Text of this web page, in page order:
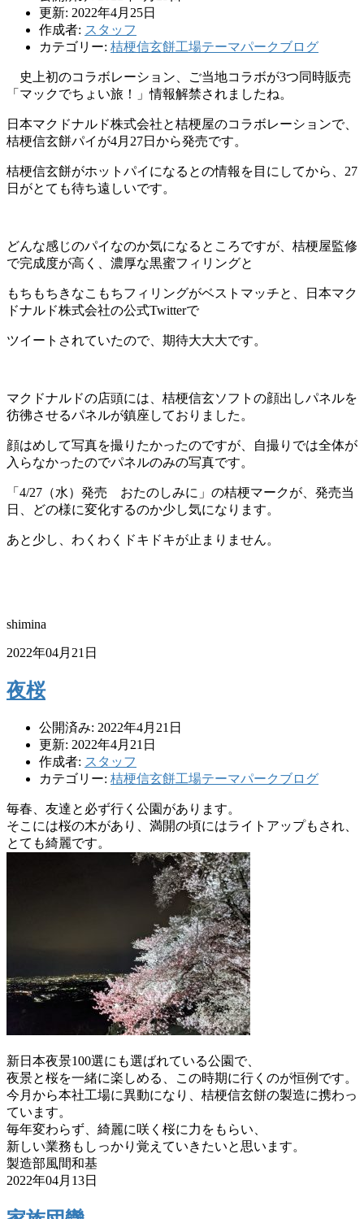
更新: 2022年4月25日
作成者: スタッフ
カテゴリー: 桔梗信玄餅工場テーマパークブログ
史上初のコラボレーション、ご当地コラボが3つ同時販売
「マックでちょい旅！」情報解禁されましたね。
日本マクドナルド株式会社と桔梗屋のコラボレーションで、
桔梗信玄餅パイが4月27日から発売です。
桔梗信玄餅がホットパイになるとの情報を目にしてから、27
日がとても待ち遠しいです。
どんな感じのパイなのか気になるところですが、桔梗屋監修
で完成度が高く、濃厚な黒蜜フィリングと
もちもちきなこもちフィリングがベストマッチと、日本マク
ドナルド株式会社の公式Twitterで
ツイートされていたので、期待大大大です。
マクドナルドの店頭には、桔梗信玄ソフトの顔出しパネルを
彷彿させるパネルが鎮座しておりました。
顔はめして写真を撮りたかったのですが、自撮りでは全体が
入らなかったのでパネルのみの写真です。
「4/27（水）発売 おたのしみに」の桔梗マークが、発売当
日、どの様に変化するのか少し気になります。
あと少し、わくわくドキドキが止まりません。
shimina
2022年04月21日
夜桜
公開済み: 2022年4月21日
更新: 2022年4月21日
作成者: スタッフ
カテゴリー: 桔梗信玄餅工場テーマパークブログ
毎春、友達と必ず行く公園があります。
そこには桜の木があり、満開の頃にはライトアップもされ、
とても綺麗です。
新日本夜景100選にも選ばれている公園で、
夜景と桜を一緒に楽しめる、この時期に行くのが恒例です。
今月から本社工場に異動になり、 桔梗信玄餅の製造に携わっ
ています。
毎年変わらず、綺麗に咲く桜に力をもらい、
新しい業務もしっかり覚えていきたいと思います。
製造部風間和基
2022年04月13日